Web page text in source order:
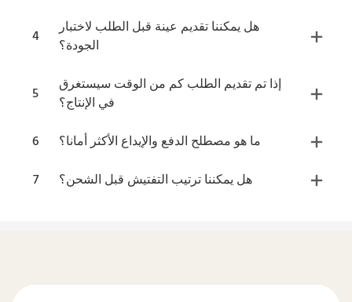
4
هل يمكننا تقديم عينة قبل الطلب لاختبار
الجودة؟
5
إذا تم تقديم الطلب كم من الوقت سيستغرق
في الإنتاج؟
6
ما هو مصطلح الدفع والإيداع الأكثر أمانا؟
7
هل يمكننا ترتيب التفتيش قبل الشحن؟